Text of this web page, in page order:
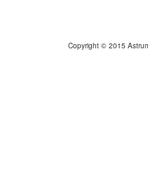
Copyright © 2015